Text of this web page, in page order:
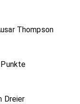
Thompson
Dreier